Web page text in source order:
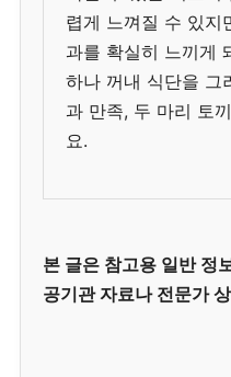
렵게 느껴질 수 있지
과를 확실히 느끼게
하나 꺼내 식단을 그
과 만족, 두 마리 토
요.
본 글은 참고용 일반 정
공기관 자료나 전문가